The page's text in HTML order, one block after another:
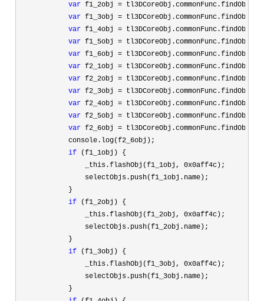
var f1_2obj =
var f1_3obj =
var f1_4obj =
var f1_5obj =
var f1_6obj =
var f2_1obj =
var f2_2obj =
var f2_3obj =
var f2_4obj =
var f2_5obj =
var f2_6obj =
            console.log(f2_6obj);
if (f1_1obj) {
                _this.flashObj(f1_1obj,
0x0aff4c );
                selectObjs.push(f1_1obj.name);
            }
if (f1_2obj) {
                _this.flashObj(f1_2obj,
0x0aff4c );
                selectObjs.push(f1_2obj.name);
            }
if (f1_3obj) {
                _this.flashObj(f1_3obj,
0x0aff4c );
                selectObjs.push(f1_3obj.name);
            }